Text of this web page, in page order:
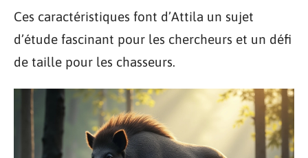
Ces caractéristiques font d’Attila un sujet
d’étude fascinant pour les chercheurs et un défi
de taille pour les chasseurs.